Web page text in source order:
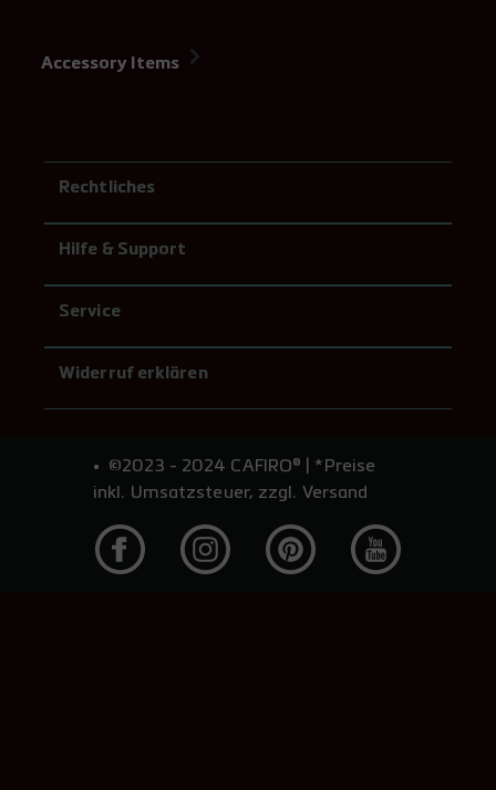
Accessory Items
Rechtliches
Hilfe & Support
Service
Widerruf erklären
©2023 - 2024 CAFIRO® | *Preise
inkl. Umsatzsteuer, zzgl. Versand